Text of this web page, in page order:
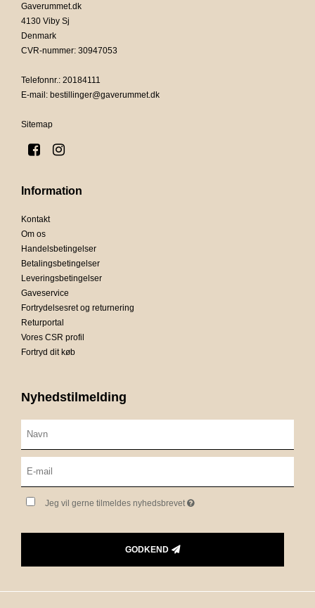
Gaverummet.dk
4130 Viby Sj
Denmark
CVR-nummer: 30947053
Telefonnr.: 20184111
E-mail : bestillinger@gaverummet.dk
Sitemap
Information
Kontakt
Om os
Handelsbetingelser
Betalingsbetingelser
Leveringsbetingelser
Gaveservice
Fortrydelsesret og returnering
Returportal
Vores CSR profil
Fortryd dit køb
Nyhedstilmelding
Jeg vil gerne tilmeldes nyhedsbrevet
GODKEND